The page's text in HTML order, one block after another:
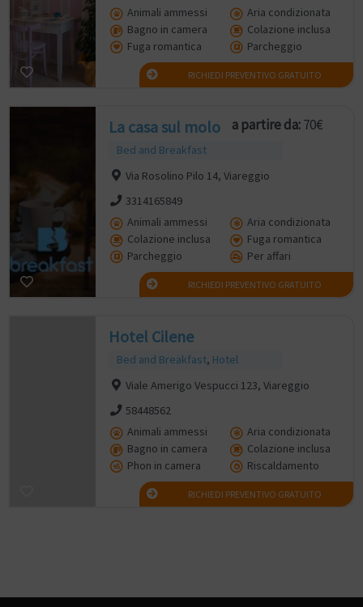
Animali ammessi
Aria condizionata
Bagno in camera
Colazione inclusa
Fuga romantica
Parcheggio
RICHIEDI PREVENTIVO GRATUITO
La casa sul molo
Bed and Breakfast
a partire da:70€
Via Rosolino Pilo 14, Viareggio
3314165849
Animali ammessi
Aria condizionata
Colazione inclusa
Fuga romantica
Parcheggio
Per affari
RICHIEDI PREVENTIVO GRATUITO
Hotel Cilene
Bed and Breakfast, Hotel
Viale Amerigo Vespucci 123, Viareggio
58448562
Animali ammessi
Aria condizionata
Bagno in camera
Colazione inclusa
Phon in camera
Riscaldamento
RICHIEDI PREVENTIVO GRATUITO